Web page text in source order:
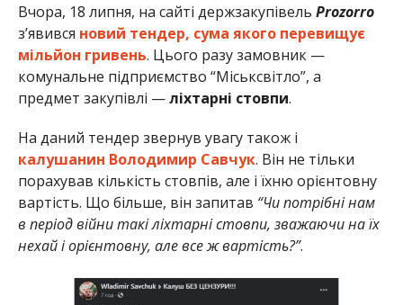
Вчора, 18 липня, на сайті держзакупівель Prozorro
з’явився новий тендер, сума якого перевищує
мільйон гривень. Цього разу замовник —
комунальне підприємство “Міськсвітло”, а
предмет закупівлі —ліхтарні стовпи.
На даний тендер звернув увагу також і
калушанин Володимир Савчук. Він не тільки
порахував кількість стовпів, але і їхню орієнтовну
вартість. Що більше, він запитав “Чи потрібні нам
в період війни такі ліхтарні стовпи, зважаючи на їх
нехай і орієнтовну, але все ж вартість?”.